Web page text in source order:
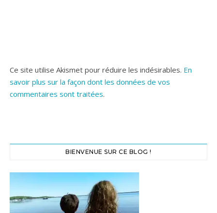
Ce site utilise Akismet pour réduire les indésirables. En
savoir plus sur la façon dont les données de vos
commentaires sont traitées.
BIENVENUE SUR CE BLOG !